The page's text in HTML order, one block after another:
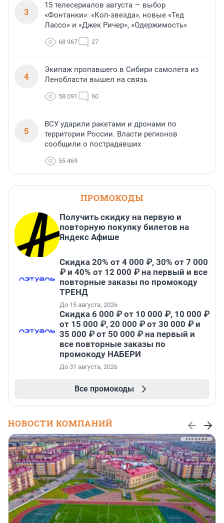
3
15 телесериалов августа — выбор
«Фонтанки»: «Коп-звезда», новые «Тед
Лассо» и «Джек Ричер», «Одержимость»
68 967 27
4
Экипаж пропавшего в Сибири самолета из
Ленобласти вышел на связь
58 091 60
5
ВСУ ударили ракетами и дронами по
территории России. Власти регионов
сообщили о пострадавших
55 469
ПРОМОКОДЫ
Получить скидку на первую и
повторную покупку билетов на
Яндекс Афише
Скидка 20% от 4 000 ₽, 30% от 7 000
₽ и 40% от 12 000 ₽ на первый и все
повторные заказы по промокоду
ТРЕНД
До 15 августа, 2026
Скидка 6 000 ₽ от 10 000 ₽, 10 000 ₽
от 15 000 ₽, 20 000 ₽ от 30 000 ₽ и
35 000 ₽ от 50 000 ₽ на первый и
все повторные заказы по
промокоду НАБЕРИ
До 31 августа, 2026
Все промокоды
НОВОСТИ КОМПАНИЙ